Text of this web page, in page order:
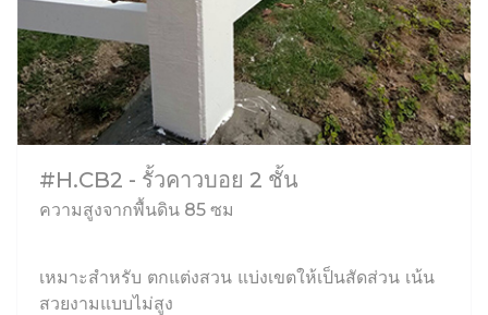
#H.CB2 - รั้วคาวบอย 2 ชั้น
ความสูงจากพื้นดิน 85 ซม
เหมาะสำหรับ ตกแต่งสวน แบ่งเขตให้เป็นสัดส่วน เน้น
สวยงามแบบไม่สูง